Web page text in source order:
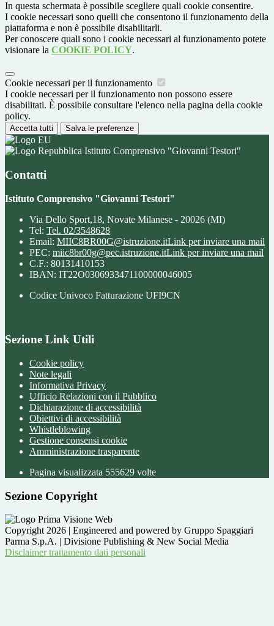
In questa schermata è possibile scegliere quali cookie consentire.
I cookie necessari sono quelli che consentono il funzionamento della
piattaforma e non è possibile disabilitarli.
Per conoscere quali sono i cookie necessari al funzionamento potete
visionare la COOKIE POLICY.
Cookie necessari per il funzionamento
I cookie necessari per il funzionamento non possono essere
disabilitati. È possibile consultare l'elenco nella pagina della cookie
policy.
Accetta tutti Salva le preferenze
Istituto Comprensivo "Giovanni Testori"
Contatti
Istituto Comprensivo "Giovanni Testori"
Via Dello Sport,18, Novate Milanese - 20026 (MI)
Tel: Tel. 02/3548628
Email: MIIC8BR00G@istruzione.itLink per inviare una mail
PEC: miic8br00g@pec.istruzione.itLink per inviare una mail
C.F.: 80131410153
IBAN: IT22O0306933471100000046005
Codice Univoco Fatturazione UFI9CN
Sezione Link Utili
Cookie policy
Note legali
Informativa Privacy
Ufficio Relazioni con il Pubblico
Dichiarazione di accessibilità
Obiettivi di accessibilità
Whistleblowing
Gestione consensi cookie
Amministrazione trasparente
Pagina visualizzata 555629 volte
Sezione Copyright
Copyright 2026 | Engineered and powered by Gruppo Spaggiari
Parma S.p.A. | Divisione Publishing & New Social Media
Disclaimer trattamento dati personali